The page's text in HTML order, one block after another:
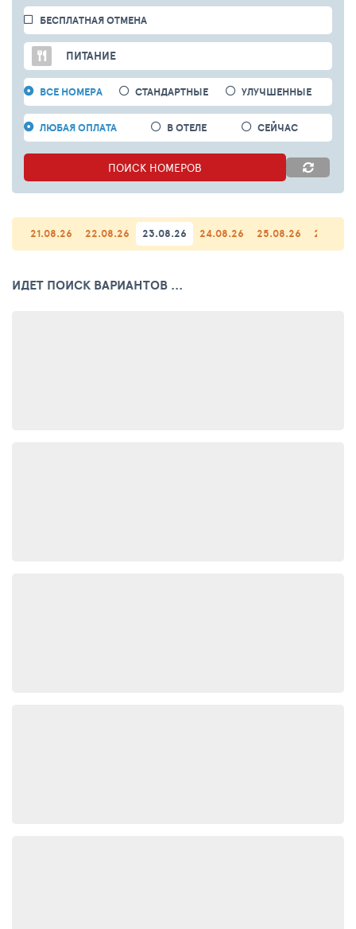
БЕСПЛАТНАЯ ОТМЕНА
ПИТАНИЕ
ВСЕ НОМЕРА СТАНДАРТНЫЕ УЛУЧШЕННЫЕ
ЛЮБАЯ ОПЛАТА В ОТЕЛЕ СЕЙЧАС
ПОИСК НОМЕРОВ
21.08.26 22.08.26 23.08.26 24.08.26 25.08.26
ИДЕТ ПОИСК ВАРИАНТОВ ...